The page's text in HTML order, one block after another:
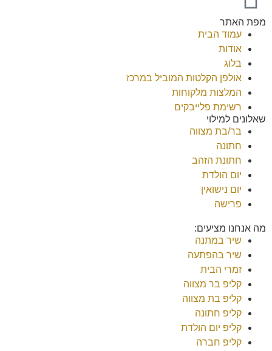
מפת האתר
עמוד הבית
אודות
בלוג
אולפן הקלטות המוביל במרכז
המלצות מלקוחות
רשימת פלייבקים
שאלונים למילוי
בר/בת מצווה
חתונה
חתונת הזהב
יום הולדת
יום נישואין
פרישה
מה אנחנו מציעים:
שיר במתנה
שיר בהפתעה
זמרי הבית
קליפ בר מצווה
קליפ בת מצווה
קליפ חתונה
קליפ יום הולדת
קליפ חברה